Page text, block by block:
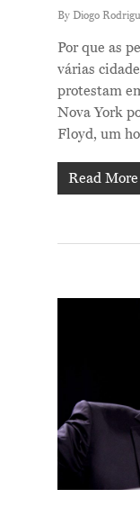
By Diogo
Por que as
várias
protestam
Nova York
Floyd, um
Read More